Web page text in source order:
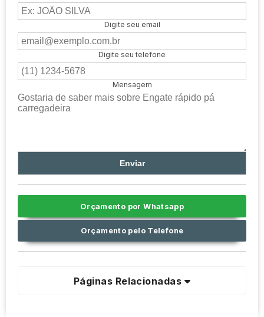
Digite seu email
Digite seu telefone
Mensagem
Orçamento por Whatsapp
Orçamento pelo Telefone
Páginas Relacionadas